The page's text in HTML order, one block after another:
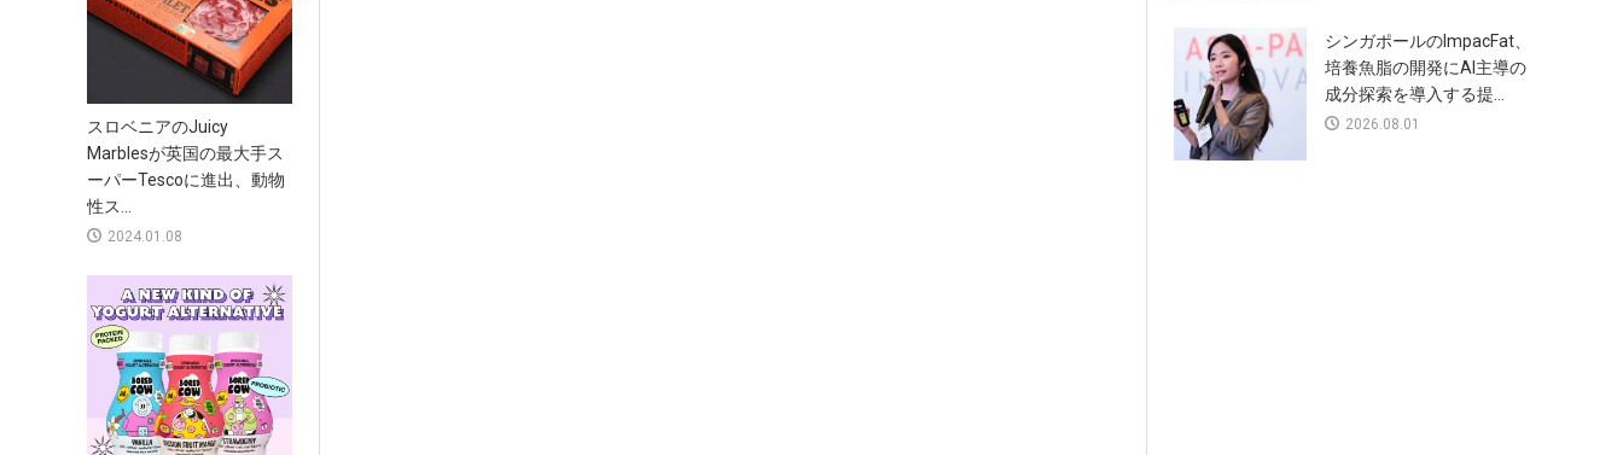
スロベニアのJuicy
Marblesが英国の最大手ス
ーパーTescoに進出、動物
性ス...
2024.01.08
シンガポールのImpacFat、
培養魚脂の開発にAI主導の
成分探索を導入する提...
2026.08.01